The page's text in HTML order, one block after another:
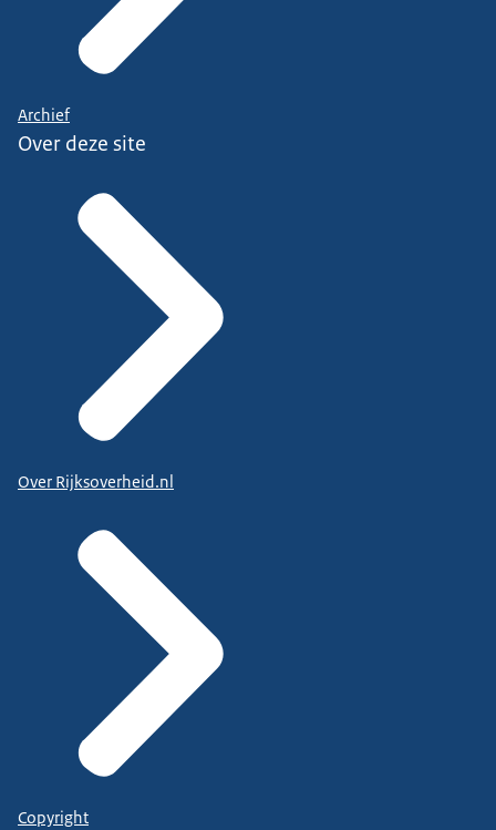
Archief
Over deze site
Over Rijksoverheid.nl
Copyright